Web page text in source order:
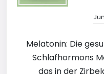
Melatonin: Die
Schlafhormons
das in der